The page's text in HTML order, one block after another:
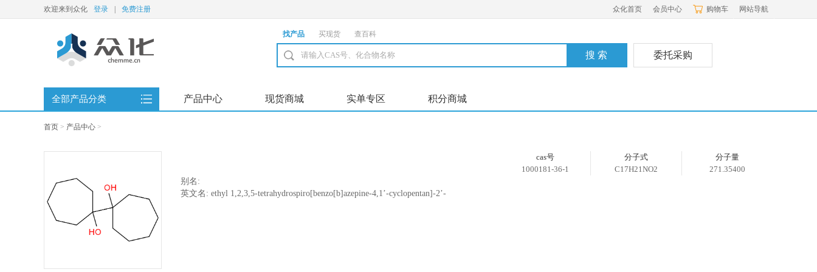
欢迎来到众化 登录 免费注册 众化首页 会员中心 购物车 网站导航
找产品 买现货 查百科
委托采购
全部产品分类 产品中心 现货商城 实单专区 积分商城
首页 > 产品中心 >
别名:
英文名: ethyl 1,2,3,5-tetrahydrospiro[benzo[b]azepine-4,1’-cyclopentan]-2’-
cas号
1000181-36-1
分子式
C17H21NO2
分子量
271.35400